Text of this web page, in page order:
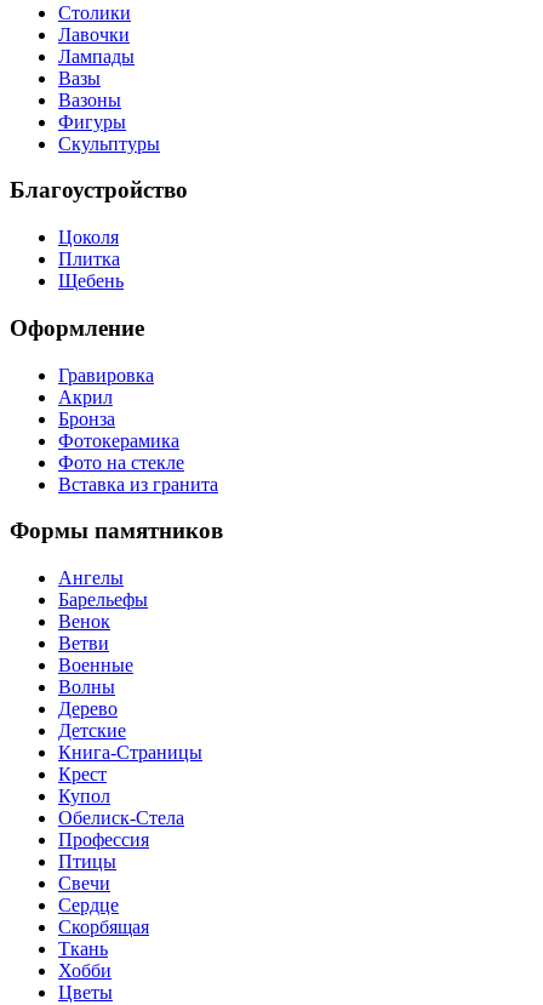
Столики
Лавочки
Лампады
Вазы
Вазоны
Фигуры
Скульптуры
Благоустройство
Цоколя
Плитка
Щебень
Оформление
Гравировка
Акрил
Бронза
Фотокерамика
Фото на стекле
Вставка из гранита
Формы памятников
Ангелы
Барельефы
Венок
Ветви
Военные
Волны
Дерево
Детские
Книга-Страницы
Крест
Купол
Обелиск-Стела
Профессия
Птицы
Свечи
Сердце
Скорбящая
Ткань
Хобби
Цветы